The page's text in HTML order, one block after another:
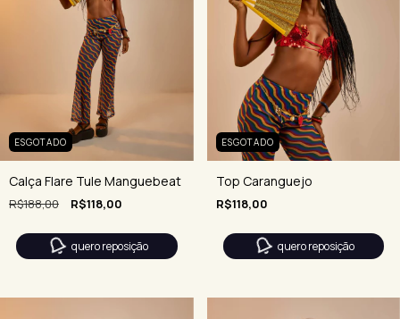
ESGOTADO
Calça Flare Tule Manguebeat
R$188,00 R$118,00
quero reposição
ESGOTADO
Top Caranguejo
R$118,00
quero reposição